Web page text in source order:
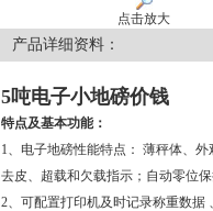
点击放大
产品详细资料：
5吨电子小地磅价钱
特点及基本功能：
1、电子地磅性能特点： 薄秤体、
去皮、超载和欠载指示；自动零位
2、可配置打印机及时记录称重数据